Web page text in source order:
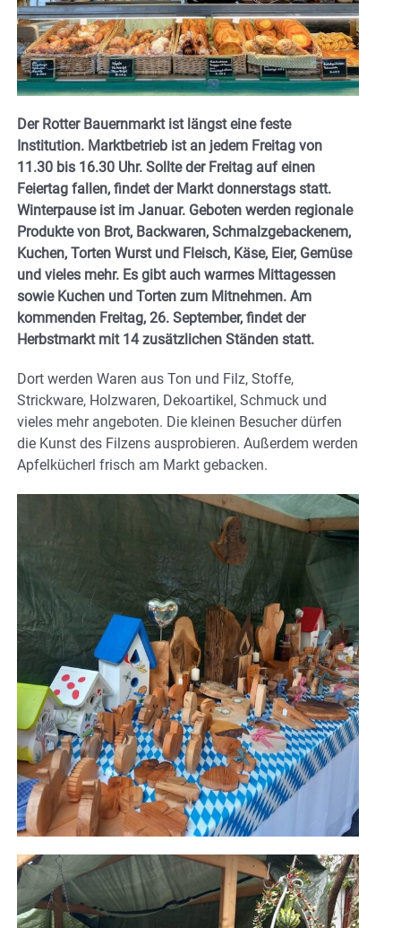
Der Rotter Bauernmarkt ist längst eine feste
Institution. Marktbetrieb ist an jedem Freitag von
11.30 bis 16.30 Uhr. Sollte der Freitag auf einen
Feiertag fallen, findet der Markt donnerstags statt.
Winterpause ist im Januar. Geboten werden regionale
Produkte von Brot, Backwaren, Schmalzgebackenem,
Kuchen, Torten Wurst und Fleisch, Käse, Eier, Gemüse
und vieles mehr. Es gibt auch warmes Mittagessen
sowie Kuchen und Torten zum Mitnehmen. Am
kommenden Freitag, 26. September, findet der
Herbstmarkt mit 14 zusätzlichen Ständen statt.
Dort werden Waren aus Ton und Filz, Stoffe,
Strickware, Holzwaren, Dekoartikel, Schmuck und
vieles mehr angeboten. Die kleinen Besucher dürfen
die Kunst des Filzens ausprobieren. Außerdem werden
Apfelkücherl frisch am Markt gebacken.